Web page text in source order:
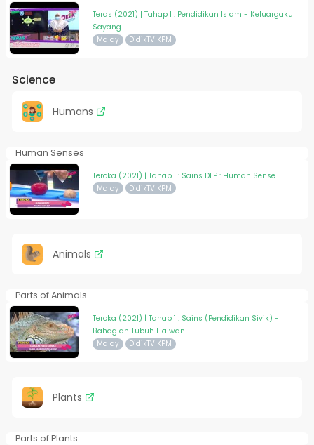
Teras (2021) | Tahap I : Pendidikan Islam - Keluargaku
Sayang
Malay DidikTV KPM
Science
Humans
Human Senses
Teroka (2021) | Tahap 1 : Sains DLP : Human Sense
Malay DidikTV KPM
Animals
Parts of Animals
Teroka (2021) | Tahap 1 : Sains (Pendidikan Sivik) -
Bahagian Tubuh Haiwan
Malay DidikTV KPM
Plants
Parts of Plants